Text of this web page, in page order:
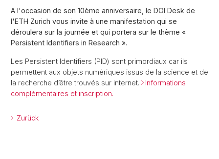
A l'occasion de son 10ème anniversaire, le DOI Desk de
l'ETH Zurich vous invite à une manifestation qui se
déroulera sur la journée et qui portera sur le thème «
Persistent Identifiers in Research ».
Les Persistent Identifiers (PID) sont primordiaux car ils
permettent aux objets numériques issus de la science et de
la recherche d’être trouvés sur internet.
Informations
complémentaires et inscription.
Zurück